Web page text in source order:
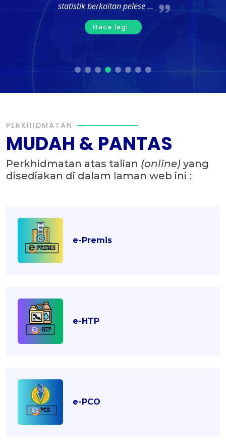
statistik berkaitan pelese ...
Baca lagi...
PERKHIDMATAN
MUDAH & PANTAS
Perkhidmatan atas talian (online) yang
disediakan di dalam laman web ini :
e-Premis
e-HTP
e-PCO